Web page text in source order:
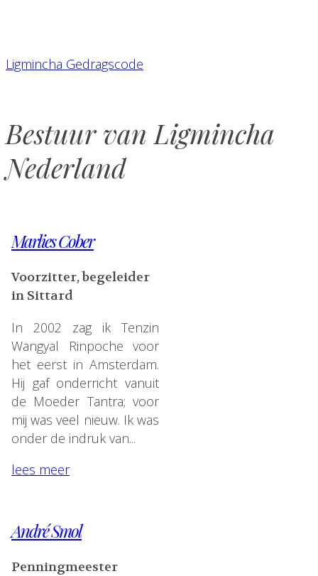
Ligmincha Gedragscode
Bestuur van Ligmincha
Nederland
Marlies Cober
Voorzitter, begeleider
in Sittard
In 2002 zag ik Tenzin
Wangyal Rinpoche voor
het eerst in Amsterdam.
Hij gaf onderricht vanuit
de Moeder Tantra; voor
mij was veel nieuw. Ik was
onder de indruk van...
lees meer
André Smol
Penningmeester